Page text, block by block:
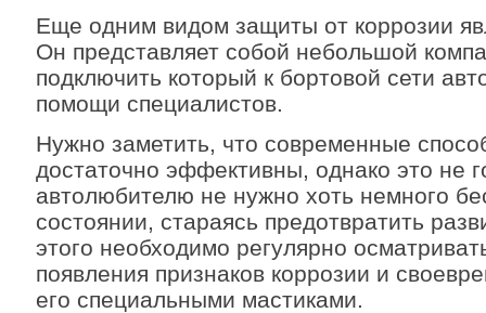
Еще одним видом защиты от коррозии
Он представляет собой небольшой
подключить который к бортовой сети
помощи специалистов.
Нужно заметить, что современные
достаточно эффективны, однако это не
автолюбителю не нужно хоть немного
состоянии, стараясь предотвратить
этого необходимо регулярно
появления признаков коррозии и
его специальными мастиками.